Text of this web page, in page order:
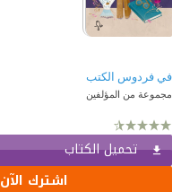
في فردوس الكتب
مجموعة من المؤلفين
تحميل الكتاب
اشترك الآن